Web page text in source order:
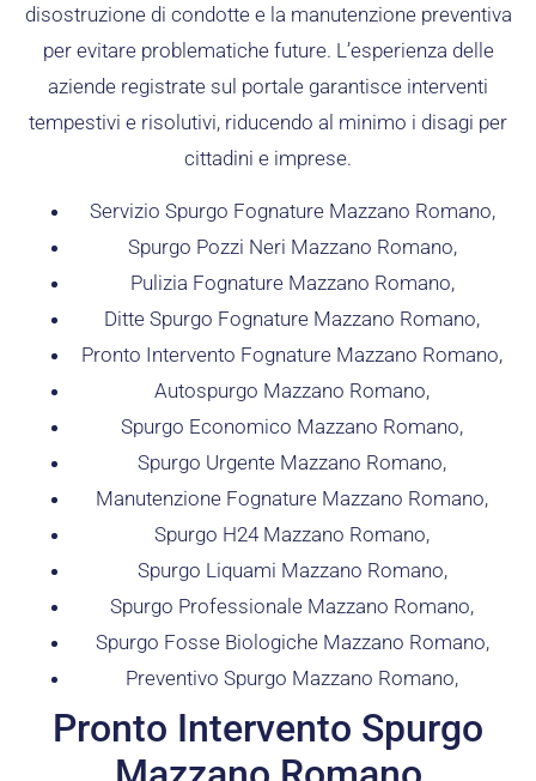
disostruzione di condotte e la manutenzione preventiva
per evitare problematiche future. L’esperienza delle
aziende registrate sul portale garantisce interventi
tempestivi e risolutivi, riducendo al minimo i disagi per
cittadini e imprese.
Servizio Spurgo Fognature Mazzano Romano,
Spurgo Pozzi Neri Mazzano Romano,
Pulizia Fognature Mazzano Romano,
Ditte Spurgo Fognature Mazzano Romano,
Pronto Intervento Fognature Mazzano Romano,
Autospurgo Mazzano Romano,
Spurgo Economico Mazzano Romano,
Spurgo Urgente Mazzano Romano,
Manutenzione Fognature Mazzano Romano,
Spurgo H24 Mazzano Romano,
Spurgo Liquami Mazzano Romano,
Spurgo Professionale Mazzano Romano,
Spurgo Fosse Biologiche Mazzano Romano,
Preventivo Spurgo Mazzano Romano,
Pronto Intervento Spurgo